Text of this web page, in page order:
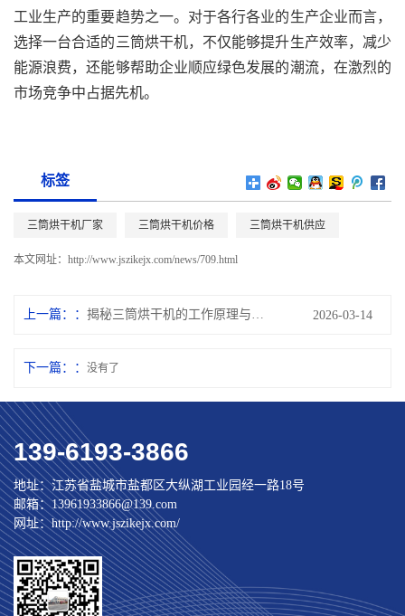
工业生产的重要趋势之一。对于各行各业的生产企业而言，
选择一台合适的三筒烘干机，不仅能够提升生产效率，减少
能源浪费，还能够帮助企业顺应绿色发展的潮流，在激烈的
市场竞争中占据先机。
标签
三筒烘干机厂家 三筒烘干机价格 三筒烘干机供应
本文网址： http://www.jszikejx.com/news/709.html
上一篇： 揭秘三筒烘干机的工作原理与应用领域 2026-03-14
下一篇： 没有了
139-6193-3866
地址：江苏省盐城市盐都区大纵湖工业园经一路18号
邮箱：13961933866@139.com
网址：http://www.jszikejx.com/